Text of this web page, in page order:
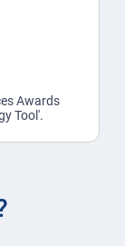
Awards
Tool'.